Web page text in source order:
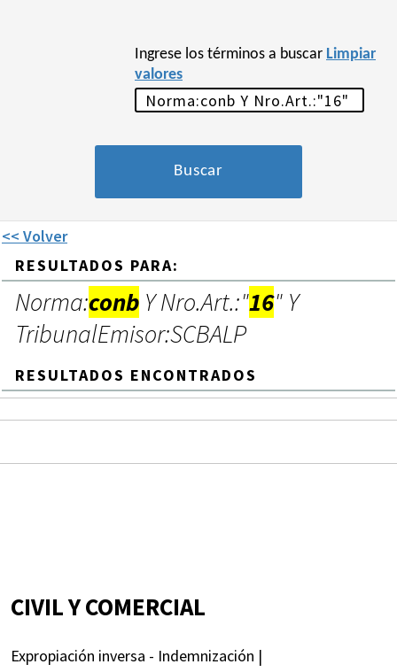
Ingrese los términos a buscar Limpiar
valores
<< Volver
RESULTADOS PARA:
Norma:conb Y Nro.Art.:"16" Y
TribunalEmisor:SCBALP
RESULTADOS ENCONTRADOS
CIVIL Y COMERCIAL
Expropiación inversa - Indemnización |